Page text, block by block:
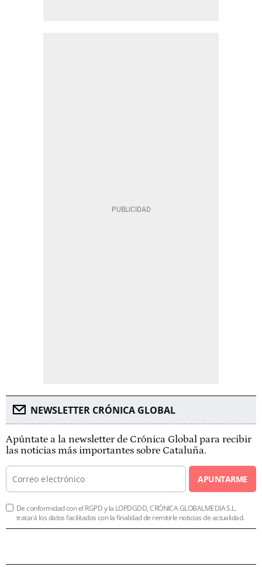
NEWSLETTER CRÓNICA GLOBAL
Apúntate a la newsletter de Crónica Global para recibir
las noticias más importantes sobre Cataluña.
APUNTARME
De conformidad con el RGPD y la LOPDGDD, CRÓNICA GLOBALMEDIA S.L.
tratará los datos facilitados con la finalidad de remitirle noticias de actualidad.